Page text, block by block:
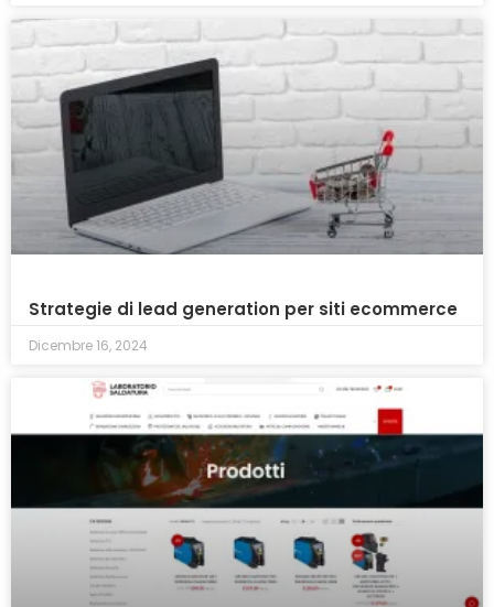
Strategie di lead generation per siti ecommerce
Dicembre 16, 2024